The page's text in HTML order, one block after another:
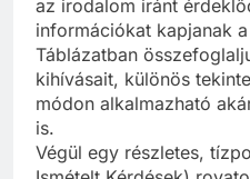
az irodalom iránt
információkat kapjanak
Táblázatban
kihívásait, különös
módon alkalmazható
is.
Végül egy részletes,